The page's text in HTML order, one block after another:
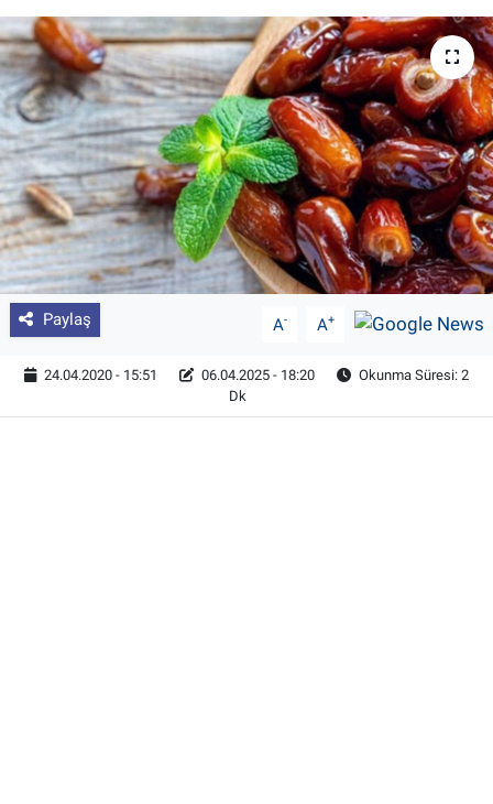
Paylaş A- A+
24.04.2020 - 15:51 06.04.2025 - 18:20
Okunma Süresi: 2
Dk
Dünyada Tarım
Üretici Birlikleri
Şeker ve Şekerli Mamüller
Tahıllar ve Baklagiller
Tohum